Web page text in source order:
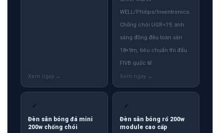
WELL/Philips/Inventronics.
Chống chói UGR<19, ánh
sáng đồng đều toàn sân
18×9m, tiêu chuẩn thi đấu
FIVB quốc tế
✓
Đèn sân bóng đá mini
200w chống chói
✓
Đèn sân bóng rổ 200w
module cao cấp